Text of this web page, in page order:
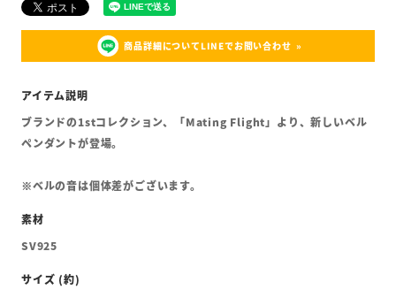
商品詳細についてLINEでお問い合わせ
ブランドの1stコレクション、「Mating Flight」より、新しいベル
ペンダントが登場。
※ベルの音は個体差がございます。
SV925